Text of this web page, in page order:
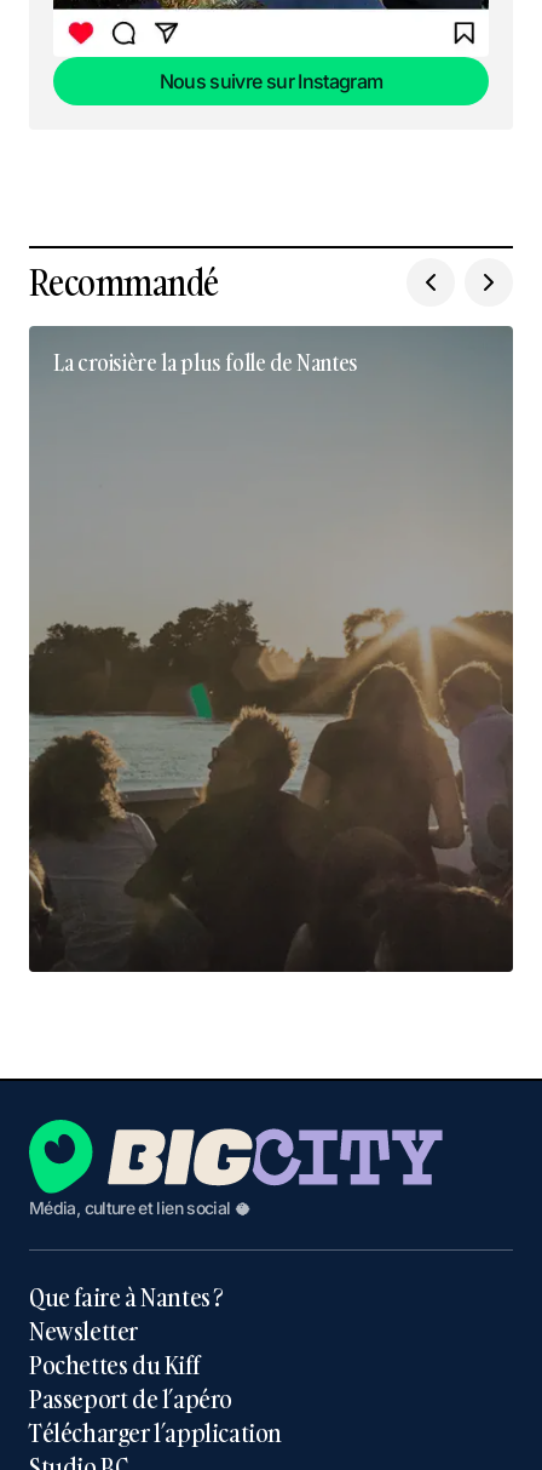
Nous suivre sur Instagram
Recommandé
La croisière la plus folle de Nantes
Média, culture et lien social 🥥
Que faire à Nantes ?
Newsletter
Pochettes du Kiff
Passeport de l’apéro
Télécharger l’application